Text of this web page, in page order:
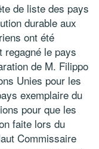
de liste des pays
durable aux
ont été
regagné le pays
de M. Filippo
Unies pour les
exemplaire du
pour que les
faite lors du
Commissaire